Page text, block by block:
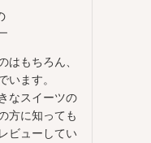
はもちろん、
います。
なスイーツの
方に知っても
ビューしてい